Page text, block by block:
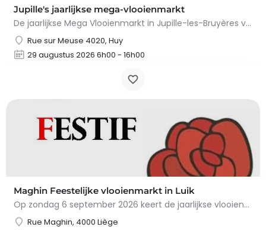
Jupille's jaarlijkse mega-vlooienmarkt
De jaarlijkse Mega Vlooienmarkt in Jupille-les-Bruyères vindt plaats op Place Gilles Étienne en…
Rue sur Meuse 4020, Huy
29 augustus 2026 6h00 - 16h00
Maghin Feestelijke vlooienmarkt in Luik
Op zondag 6 september 2026 keert de jaarlijkse vlooienmarkt in de Straat van Maghin, in de wijk…
Rue Maghin, 4000 Liège